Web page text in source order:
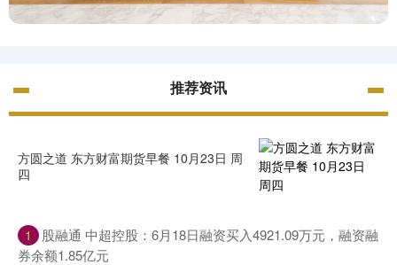
推荐资讯
方圆之道 东方财富期货早餐 10月23日 周
四
1
股融通 中超控股：6月18日融资买入4921.09万元，融资融
券余额1.85亿元